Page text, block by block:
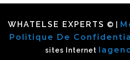
WHATELSE EXPERTS © |
Politique De
sites Internet